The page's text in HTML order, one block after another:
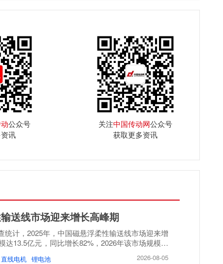
公众号
讯
关注中国传动网公众号
获取更多资讯
送线市场迎来增长高峰期
统计，2025年，中国磁悬浮柔性输送线市场迎来增
达13.5亿元，同比增长82%，2026年该市场规模将
直线电机 锂电池 2026-08-05